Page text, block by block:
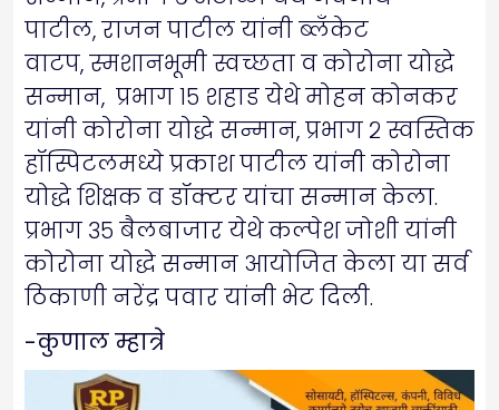
पाटील, राजन पाटील यांनी ब्लॅंकेट
वाटप, स्मशानभूमी स्वच्छता व कोरोना योद्धे
सन्मान, प्रभाग १५ शहाड येथे मोहन कोनकर
यांनी कोरोना योद्धे सन्मान, प्रभाग २ स्वस्तिक
हॉस्पिटलमध्ये प्रकाश पाटील यांनी कोरोना
योद्धे शिक्षक व डॉक्टर यांचा सन्मान केला.
प्रभाग ३५ बैलबाजार येथे कल्पेश जोशी यांनी
कोरोना योद्धे सन्मान आयोजित केला या सर्व
ठिकाणी नरेंद्र पवार यांनी भेट दिली.
-कुणाल म्हात्रे